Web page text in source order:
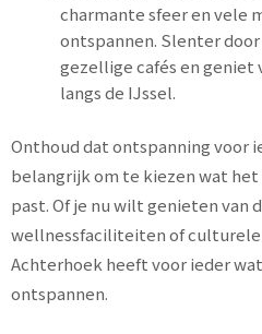
charmante sfeer en vele
ontspannen. Slenter
gezellige cafés en
langs de IJssel.
Onthoud dat ontspanning voor
belangrijk om te kiezen wat
past. Of je nu wilt genieten van
wellnessfaciliteiten of culturele
Achterhoek heeft voor ieder
ontspannen.